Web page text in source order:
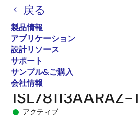
戻る
製品情報
アプリケーション
設計リソース
サポート
サンプル&ご購入
会社情報
く
ず
ISL78113AARAZ-T
アクティブ